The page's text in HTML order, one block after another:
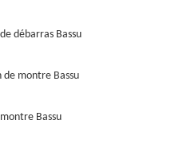
débarras Bassu
de montre Bassu
Bassu